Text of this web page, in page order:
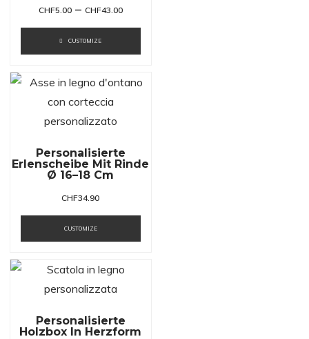
CHF5.00 – CHF43.00
CUSTOMIZE
Personalisierte
Erlenscheibe Mit Rinde
Ø 16–18 Cm
CHF34.90
CUSTOMIZE
Personalisierte
Holzbox In Herzform